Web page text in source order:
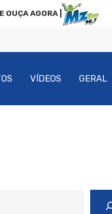
OUÇA AGORA |
VÍDEOS GERAL